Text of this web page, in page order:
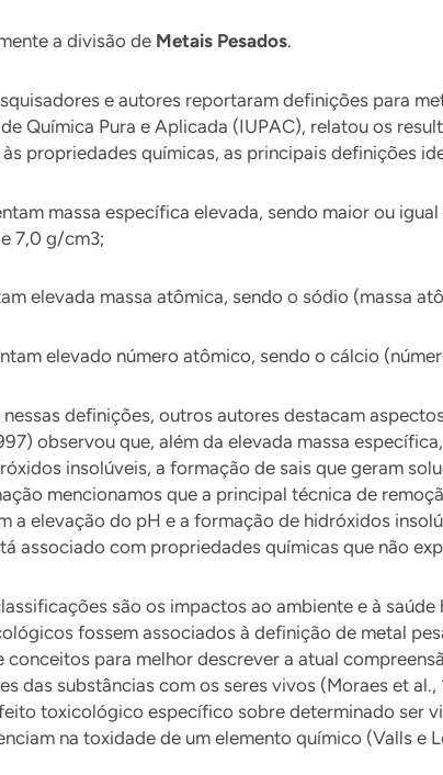
a divisão de Metais Pesados.
e autores reportaram definições para
Química Pura e Aplicada (IUPAC), relatou os
propriedades químicas, as principais definições
massa específica elevada, sendo maior ou
7,0 g/cm3;
elevada massa atômica, sendo o sódio (massa
elevado número atômico, sendo o cálcio
definições, outros autores destacam
observou que, além da elevada massa
insolúveis, a formação de sais que geram
mencionamos que a principal técnica de
a elevação do pH e a formação de hidróxidos
associado com propriedades químicas que não
são os impactos ao ambiente e à
fossem associados à definição de metal
para melhor descrever a atual
das substâncias com os seres vivos (Moraes et
toxicológico específico sobre determinado ser
na toxidade de um elemento químico (Valls e